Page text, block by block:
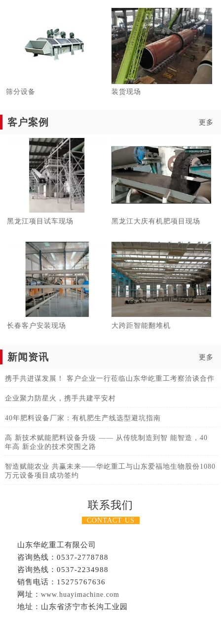
筛分设备 装货现场
客户案例 更多
黑龙江项目试车现场 黑龙江大庆有机肥项目现场
长春客户安装现场 大跨距智能翻堆机
新闻资讯 更多
携手共进谋发展！ 客户企业一行莅临山东华屹重工考察洽谈合作
企业聚力防星火，携手共建平安村
40年肥料设备厂家：有机肥生产线选型避坑指南
高 新技术赋能肥料设备升级 —— 从传统制造到智 能智造，40
年高 新企业的技术突围之路
智造赋能农业 共赢未来——华屹重工与山东爱福地生物股份1080
万元设备项目成功签约
联系我们
CONTACT US
山东华屹重工有限公司
咨询热线：0537-2778788
咨询热线：0537-2234988
销售电话：15275767636
网址： www.huayimachine.com
地址：山东省济宁市长沟工业园